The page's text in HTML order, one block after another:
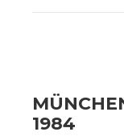
1984